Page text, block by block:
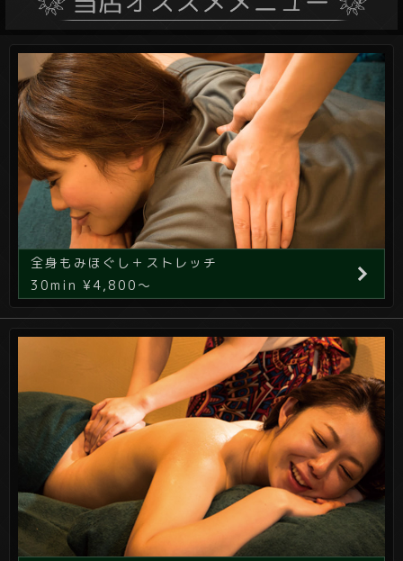
全身もみほぐし＋ストレッチ
30min ¥4,800～